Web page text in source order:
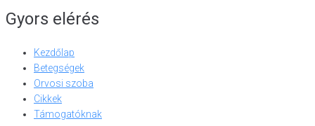
Gyors elérés
Kezdőlap
Betegségek
Orvosi szoba
Cikkek
Támogatóknak